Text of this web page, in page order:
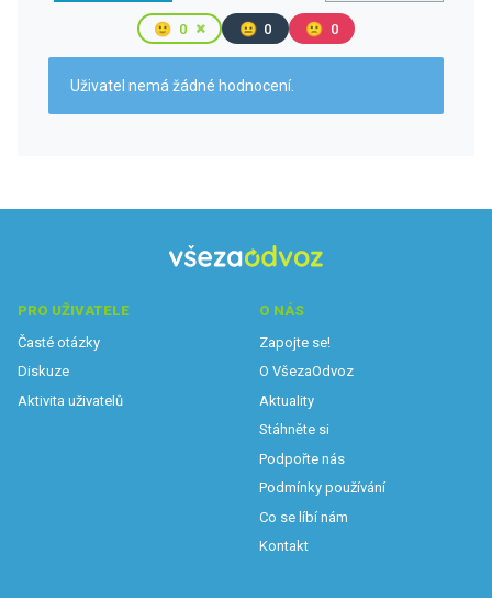
🙂 0 😐 0 🙁 0
Uživatel nemá žádné hodnocení.
PRO UŽIVATELE
Časté otázky
Diskuze
Aktivita uživatelů
O NÁS
Zapojte se!
O VšezaOdvoz
Aktuality
Stáhněte si
Podpořte nás
Podmínky používání
Co se líbí nám
Kontakt